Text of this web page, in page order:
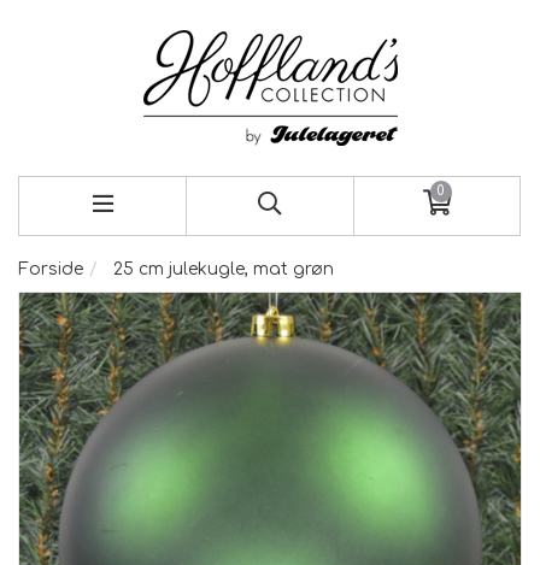
0
Forside 25 cm julekugle, mat grøn